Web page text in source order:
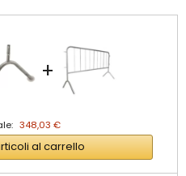
+
348,03 €
al carrello